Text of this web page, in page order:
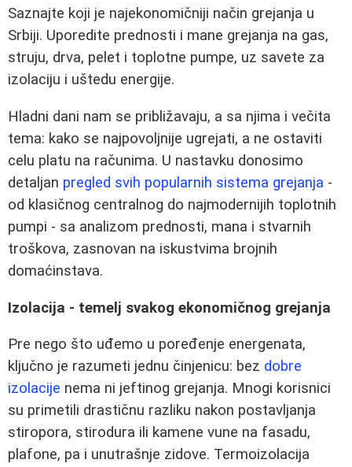
Saznajte koji je najekonomičniji način grejanja u
Srbiji. Uporedite prednosti i mane grejanja na gas,
struju, drva, pelet i toplotne pumpe, uz savete za
izolaciju i uštedu energije.
Hladni dani nam se približavaju, a sa njima i večita
tema: kako se najpovoljnije ugrejati, a ne ostaviti
celu platu na računima. U nastavku donosimo
detaljan pregled svih popularnih sistema grejanja -
od klasičnog centralnog do najmodernijih toplotnih
pumpi - sa analizom prednosti, mana i stvarnih
troškova, zasnovan na iskustvima brojnih
domaćinstava.
Izolacija - temelj svakog ekonomičnog grejanja
Pre nego što uđemo u poređenje energenata,
ključno je razumeti jednu činjenicu: bez dobre
izolacije nema ni jeftinog grejanja. Mnogi korisnici
su primetili drastičnu razliku nakon postavljanja
stiropora, stirodura ili kamene vune na fasadu,
plafone, pa i unutrašnje zidove. Termoizolacija